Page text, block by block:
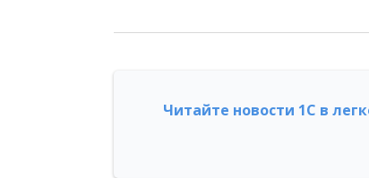
Читайте новости 1С в